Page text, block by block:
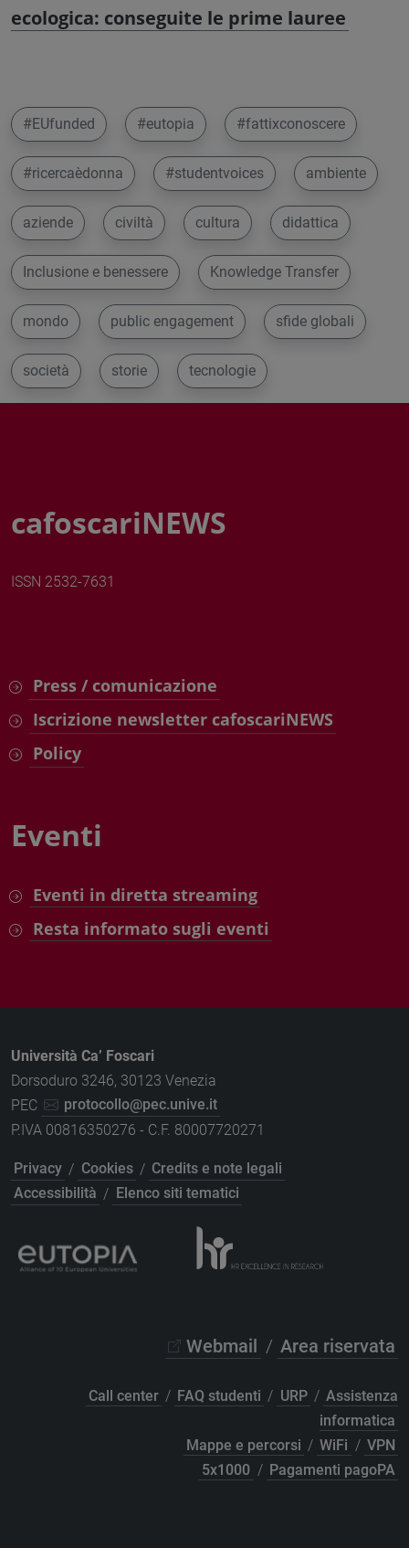
ecologica: conseguite le prime lauree
#EUfunded #eutopia #fattixconoscere
#ricercaèdonna #studentvoices ambiente
aziende civiltà cultura didattica
Inclusione e benessere Knowledge Transfer
mondo public engagement sfide globali
società storie tecnologie
cafoscariNEWS
ISSN 2532-7631
Press / comunicazione
Iscrizione newsletter cafoscariNEWS
Policy
Eventi
Eventi in diretta streaming
Resta informato sugli eventi
Università Ca’ Foscari
Dorsoduro 3246, 30123 Venezia
PEC
protocollo@pec.unive.it
P.IVA 00816350276 - C.F. 80007720271
Privacy / Cookies / Credits e note legali
Accessibilità / Elenco siti tematici
Webmail / Area riservata
Call center / FAQ studenti / URP / Assistenza
informatica
Mappe e percorsi / WiFi / VPN
5x1000 / Pagamenti pagoPA